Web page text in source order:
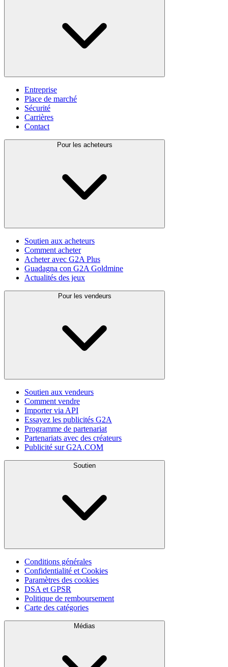
Entreprise
Place de marché
Sécurité
Carrières
Contact
Pour les acheteurs
Soutien aux acheteurs
Comment acheter
Acheter avec G2A Plus
Guadagna con G2A Goldmine
Actualités des jeux
Pour les vendeurs
Soutien aux vendeurs
Comment vendre
Importer via API
Essayez les publicités G2A
Programme de partenariat
Partenariats avec des créateurs
Publicité sur G2A.COM
Soutien
Conditions générales
Confidentialité et Cookies
Paramètres des cookies
DSA et GPSR
Politique de remboursement
Carte des catégories
Médias